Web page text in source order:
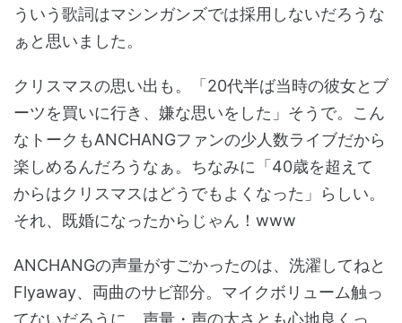
ういう歌詞はマシンガンズでは採用しないだろうな
ぁと思いました。
クリスマスの思い出も。「20代半ば当時の彼女とブ
ーツを買いに行き、嫌な思いをした」そうで。こん
なトークもANCHANGファンの少人数ライブだから
楽しめるんだろうなぁ。ちなみに「40歳を超えて
からはクリスマスはどうでもよくなった」らしい。
それ、既婚になったからじゃん！www
ANCHANGの声量がすごかったのは、洗濯してねと
Flyaway、両曲のサビ部分。マイクボリューム触っ
てないだろうに、声量・声の太さとも心地良くっ